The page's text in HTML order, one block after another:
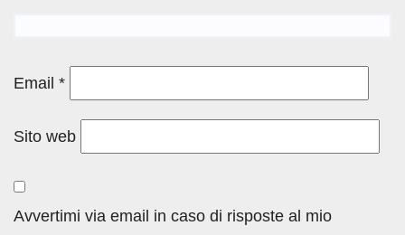
Email *
Sito web
Avvertimi via email in caso di risposte al mio